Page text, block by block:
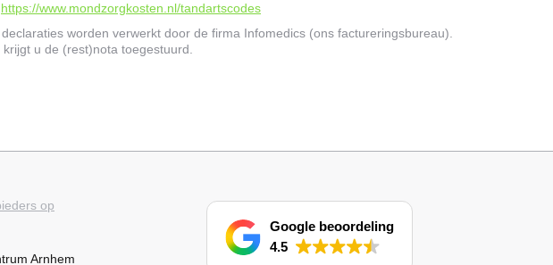
https://www.mondzorgkosten.nl/tandartscodes
worden verwerkt door de firma Infomedics (ons factureringsbureau).
u de (rest)nota toegestuurd.
Arnhem
Google beoordeling
4.5